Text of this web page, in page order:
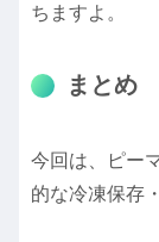
ちますよ。
まとめ
今回は、ピー
的な冷凍保存